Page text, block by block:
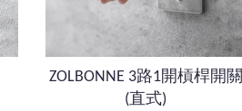
ZOLBONNE 3路1開槓桿開關
(直式)